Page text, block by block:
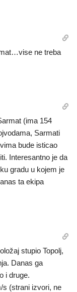
ne treba
(ima 154
Sarmati
bude isticao
Interesantno je da
gradu u kojem je
ta ekipa
stupio Topolj,
Danas ga
i druge.
s (strani izvori, ne